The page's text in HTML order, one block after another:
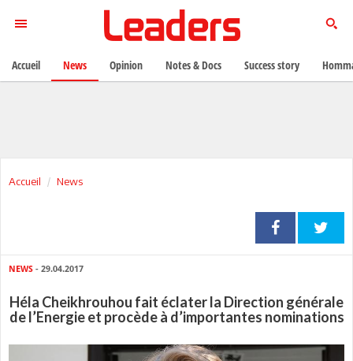
Accueil News
NEWS - 29.04.2017
Héla Cheikhrouhou fait éclater la Direction générale
de l’Energie et procède à d’importantes nominations
Accueil News Opinion Notes & Docs Success story